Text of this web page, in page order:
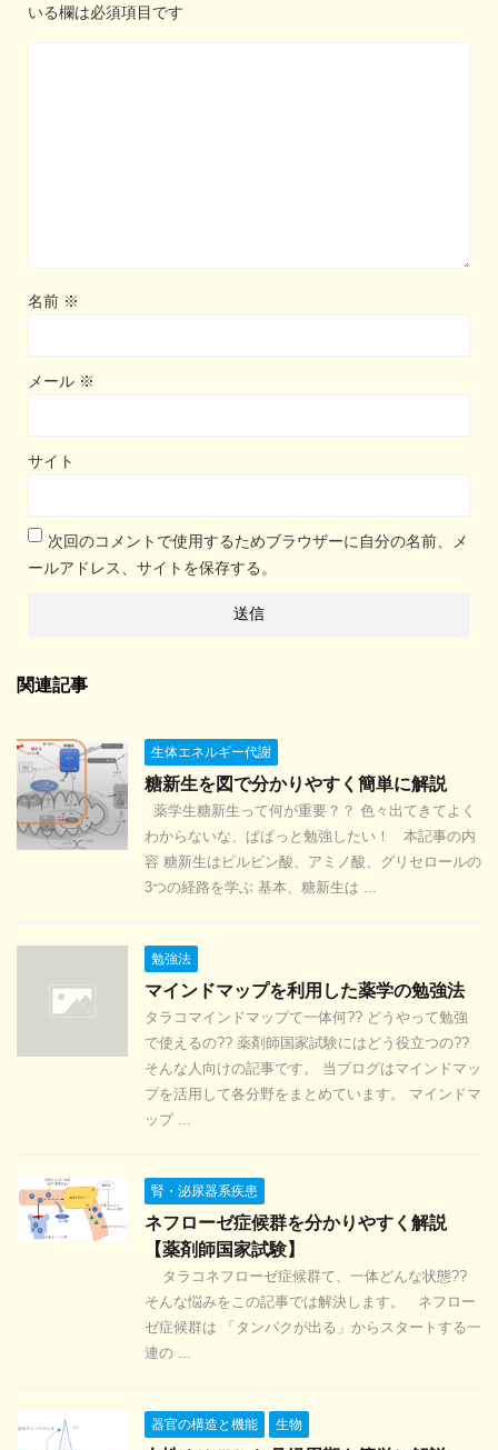
いる欄は必須項目です
名前 ※
メール ※
サイト
次回のコメントで使用するためブラウザーに自分の名前、メ
ールアドレス、サイトを保存する。
関連記事
生体エネルギー代謝
糖新生を図で分かりやすく簡単に解説
薬学生糖新生って何が重要？？ 色々出てきてよく
わからないな、ぱぱっと勉強したい！ 本記事の内
容 糖新生はピルビン酸、アミノ酸、グリセロールの
3つの経路を学ぶ 基本、糖新生は ...
勉強法
マインドマップを利用した薬学の勉強法
タラコマインドマップて一体何?? どうやって勉強
で使えるの?? 薬剤師国家試験にはどう役立つの??
そんな人向けの記事です。 当ブログはマインドマッ
プを活用して各分野をまとめています。 マインドマ
ップ ...
腎・泌尿器系疾患
ネフローゼ症候群を分かりやすく解説
【薬剤師国家試験】
タラコネフローゼ症候群て、一体どんな状態??
そんな悩みをこの記事では解決します。 ネフロー
ゼ症候群は 「タンパクが出る」からスタートする一
連の ...
器官の構造と機能 生物